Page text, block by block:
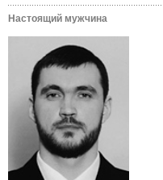
Настоящий мужчина